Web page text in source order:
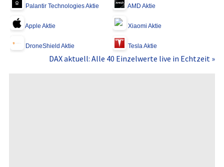
Palantir Technologies Aktie AMD Aktie
Apple Aktie Xiaomi Aktie
DroneShield Aktie Tesla Aktie
DAX aktuell: Alle 40 Einzelwerte live in Echtzeit »